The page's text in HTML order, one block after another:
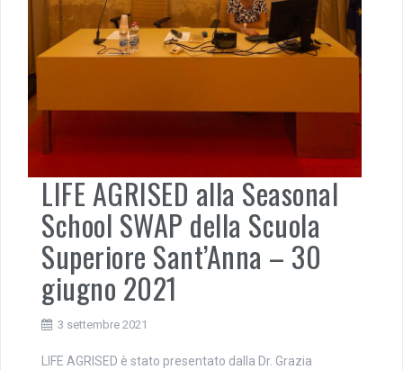
LIFE AGRISED alla Seasonal
School SWAP della Scuola
Superiore Sant’Anna – 30
giugno 2021
3 settembre 2021
LIFE AGRISED è stato presentato dalla Dr. Grazia